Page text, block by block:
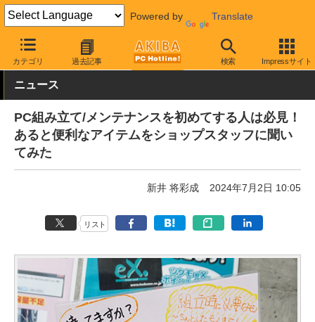
Powered by Translate
カテゴリ 過去記事 検索 Impressサイト
AKIBA PC Hotline! PCパーツ
ニュース
PC組み立て/メンテナンスを初めてする人は必見！
あると便利なアイテムをショップスタッフに聞い
てみた
新井 将彩成 2024年7月2日 10:05
リスト